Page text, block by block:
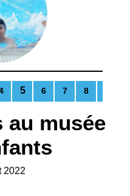
au musée
2022
5 6 7 8